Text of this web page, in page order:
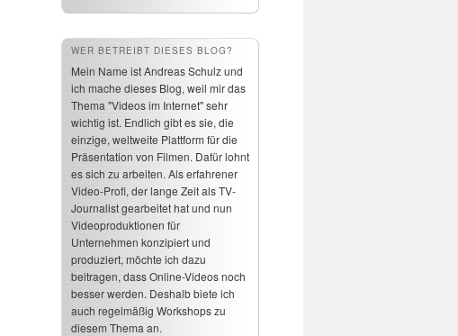
WER BETREIBT DIESES BLOG?
Mein Name ist Andreas Schulz und
ich mache dieses Blog, weil mir das
Thema "Videos im Internet" sehr
wichtig ist. Endlich gibt es sie, die
einzige, weltweite Plattform für die
Präsentation von Filmen. Dafür lohnt
es sich zu arbeiten. Als erfahrener
Video-Profi, der lange Zeit als TV-
Journalist gearbeitet hat und nun
Videoproduktionen für
Unternehmen konzipiert und
produziert, möchte ich dazu
beitragen, dass Online-Videos noch
besser werden. Deshalb biete ich
auch regelmäßig Workshops zu
diesem Thema an.